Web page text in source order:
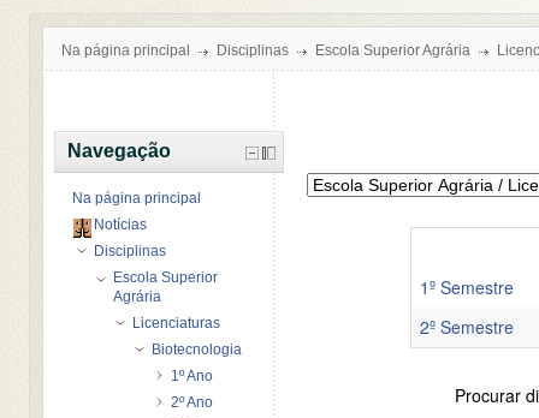
Na página principal Disciplinas Escola Superior Agrária
1º Semestre
2º Semestre
Procurar
Navegação
Na página principal
Notícias
Disciplinas
Escola Superior
Agrária
Licenciaturas
Biotecnologia
1º Ano
2º Ano